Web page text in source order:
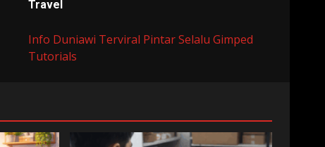
Travel
Info Duniawi Terviral Pintar Selalu Gimped
Tutorials